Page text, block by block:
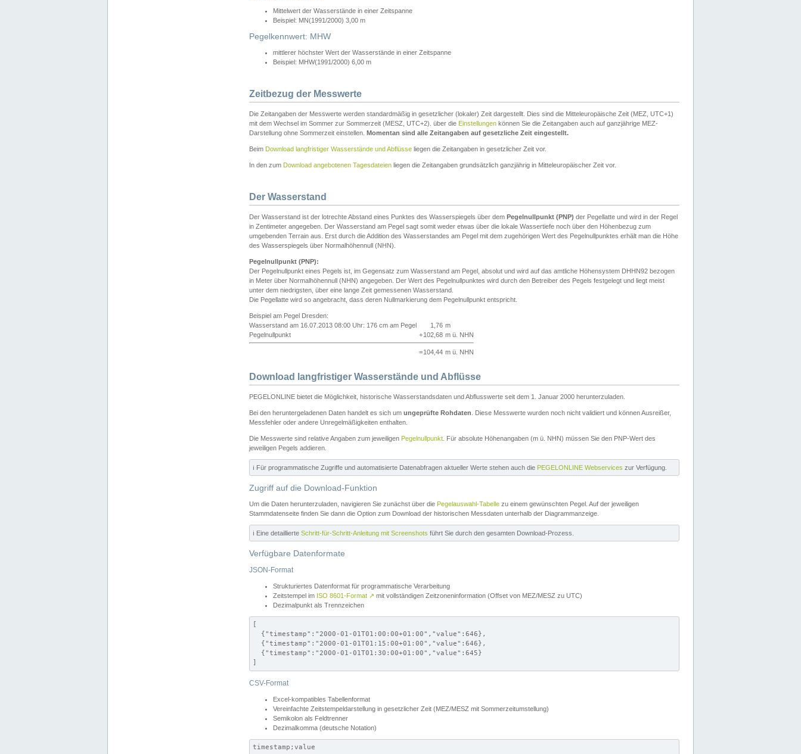
Mittelwert der Wasserstände in einer Zeitspanne
Beispiel: MN(1991/2000) 3,00 m
Pegelkennwert: MHW
mittlerer höchster Wert der Wasserstände in einer Zeitspanne
Beispiel: MHW(1991/2000) 6,00 m
Zeitbezug der Messwerte
Die Zeitangaben der Messwerte werden standardmäßig in gesetzlicher (lokaler) Zeit dargestellt. Dies sind die Mitteleuropäische Zeit (MEZ, UTC+1)
mit dem Wechsel im Sommer zur Sommerzeit (MESZ, UTC+2). über die Einstellungen können Sie die Zeitangaben auch auf ganzjährige MEZ-
Darstellung ohne Sommerzeit einstellen. Momentan sind alle Zeitangaben auf gesetzliche Zeit eingestellt.
Beim Download langfristiger Wasserstände und Abflüsse liegen die Zeitangaben in gesetzlicher Zeit vor.
In den zum Download angebotenen Tagesdateien liegen die Zeitangaben grundsätzlich ganzjährig in Mitteleuropäischer Zeit vor.
Der Wasserstand
Der Wasserstand ist der lotrechte Abstand eines Punktes des Wasserspiegels über dem Pegelnullpunkt (PNP) der Pegellatte und wird in der Regel
in Zentimeter angegeben. Der Wasserstand am Pegel sagt somit weder etwas über die lokale Wassertiefe noch über den Höhenbezug zum
umgebenden Terrain aus. Erst durch die Addition des Wasserstandes am Pegel mit dem zugehörigen Wert des Pegelnullpunktes erhält man die Höhe
des Wasserspiegels über Normalhöhennull (NHN).
Pegelnullpunkt (PNP):
Der Pegelnullpunkt eines Pegels ist, im Gegensatz zum Wasserstand am Pegel, absolut und wird auf das amtliche Höhensystem DHHN92 bezogen
in Meter über Normalhöhennull (NHN) angegeben. Der Wert des Pegelnullpunktes wird durch den Betreiber des Pegels festgelegt und liegt meist
unter dem niedrigsten, über eine lange Zeit gemessenen Wasserstand.
Die Pegellatte wird so angebracht, dass deren Nullmarkierung dem Pegelnullpunkt entspricht.
Beispiel am Pegel Dresden:
Wasserstand am 16.07.2013 08:00 Uhr: 176 cm am Pegel
1,76 m
Pegelnullpunkt
+102,68 m ü. NHN
=104,44 m ü. NHN
Download langfristiger Wasserstände und Abflüsse
PEGELONLINE bietet die Möglichkeit, historische Wasserstandsdaten und Abflusswerte seit dem 1. Januar 2000 herunterzuladen.
Bei den heruntergeladenen Daten handelt es sich um ungeprüfte Rohdaten . Diese Messwerte wurden noch nicht validiert und können Ausreißer,
Messfehler oder andere Unregelmäßigkeiten enthalten.
Die Messwerte sind relative Angaben zum jeweiligen Pegelnullpunkt . Für absolute Höhenangaben (m ü. NHN) müssen Sie den PNP-Wert des
jeweiligen Pegels addieren.
ℹ️ Für programmatische Zugriffe und automatisierte Datenabfragen aktueller Werte stehen auch die PEGELONLINE Webservices zur Verfügung.
Zugriff auf die Download-Funktion
Um die Daten herunterzuladen, navigieren Sie zunächst über die Pegelauswahl-Tabelle zu einem gewünschten Pegel. Auf der jeweiligen
Stammdatenseite finden Sie dann die Option zum Download der historischen Messdaten unterhalb der Diagrammanzeige.
ℹ️ Eine detaillierte Schritt-für-Schritt-Anleitung mit Screenshots führt Sie durch den gesamten Download-Prozess.
Verfügbare Datenformate
JSON-Format
Strukturiertes Datenformat für programmatische Verarbeitung
Zeitstempel im ISO 8601-Format ↗ mit vollständigen Zeitzoneninformation (Offset von MEZ/MESZ zu UTC)
Dezimalpunkt als Trennzeichen
[
  {"timestamp":"2000-01-01T01:00:00+01:00","value":646},
  {"timestamp":"2000-01-01T01:15:00+01:00","value":646},
  {"timestamp":"2000-01-01T01:30:00+01:00","value":645}
]
CSV-Format
Excel-kompatibles Tabellenformat
Vereinfachte Zeitstempeldarstellung in gesetzlicher Zeit (MEZ/MESZ mit Sommerzeitumstellung)
Semikolon als Feldtrenner
Dezimalkomma (deutsche Notation)
timestamp;value